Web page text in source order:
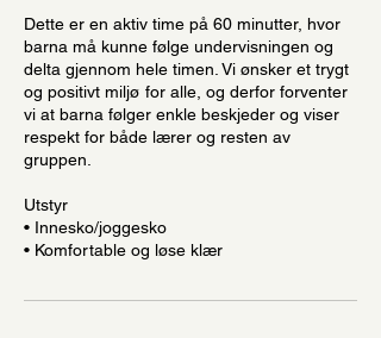
Dette er en aktiv time på 60 minutter, hvor
barna må kunne følge undervisningen og
delta gjennom hele timen. Vi ønsker et trygt
og positivt miljø for alle, og derfor forventer
vi at barna følger enkle beskjeder og viser
respekt for både lærer og resten av
gruppen.
Utstyr
• Innesko/joggesko
• Komfortable og løse klær